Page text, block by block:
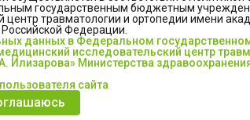
ВСЕ
государственным бюджетным
центр травматологии и ортопедии имени
Федерации.
данных в Федеральном
исследовательский центр
Илизарова» Министерства
сайта